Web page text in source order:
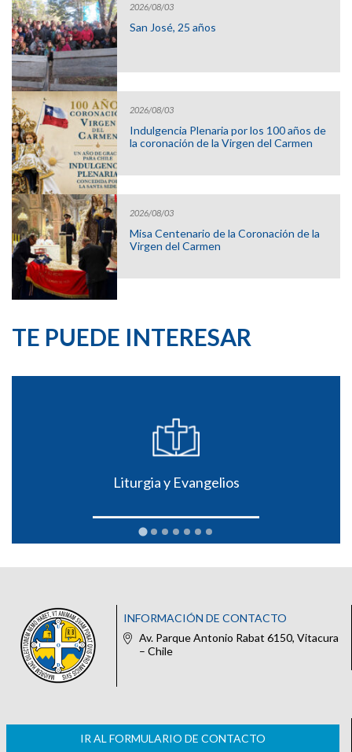
2026/08/03
San José, 25 años
2026/08/03
Indulgencia Plenaria por los 100 años de
la coronación de la Virgen del Carmen
2026/08/03
Misa Centenario de la Coronación de la
Virgen del Carmen
TE PUEDE INTERESAR
Liturgia y Evangelios
INFORMACIÓN DE CONTACTO
Av. Parque Antonio Rabat 6150, Vitacura
– Chile
IR AL FORMULARIO DE CONTACTO